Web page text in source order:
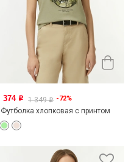
374 o 1 349o -72%
Футболка хлопковая с принтом